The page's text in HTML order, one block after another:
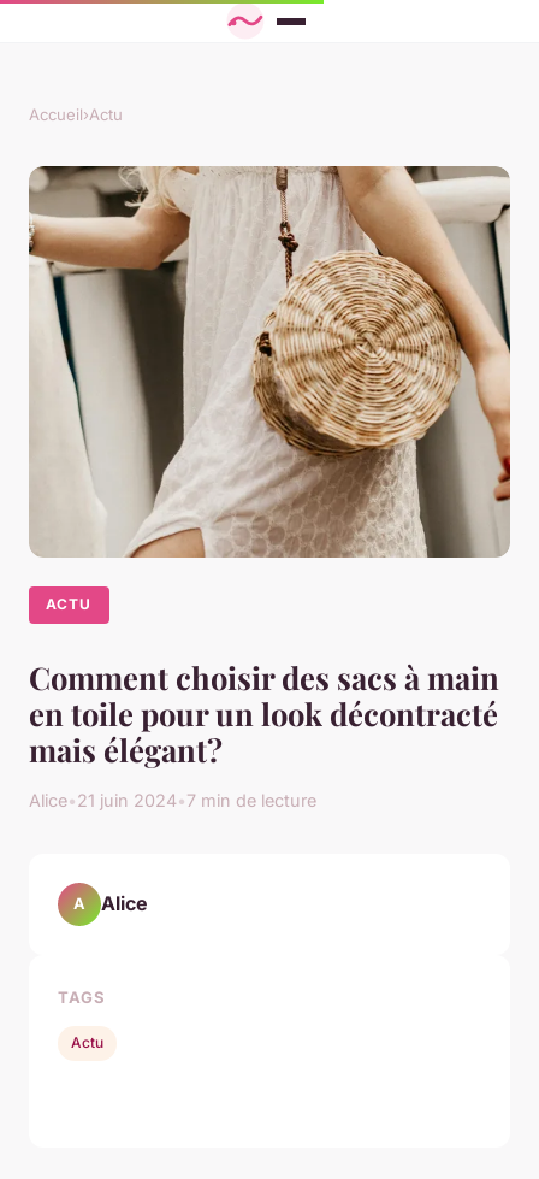
Accueil›Actu
ACTU
Comment choisir des sacs à main
en toile pour un look décontracté
mais élégant?
Alice•21 juin 2024•7 min de lecture
A Alice
TAGS
Actu